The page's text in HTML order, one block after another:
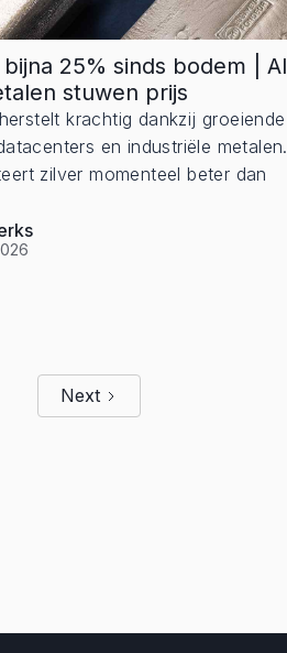
25% sinds bodem | AI
stuwen prijs
krachtig dankzij groeiende
en industriële metalen.
zilver momenteel beter dan
Next